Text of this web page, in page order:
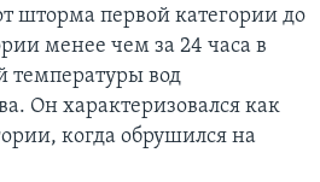
шторма первой категории до
менее чем за 24 часа в
температуры вод
Он характеризовался как
когда обрушился на